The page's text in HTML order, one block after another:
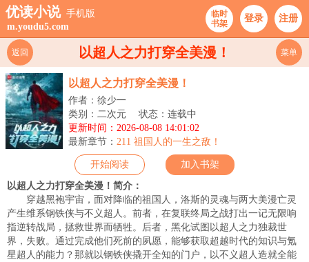
优读小说 手机版
m.youdu5.com
临时
书架
登录 注册
以超人之力打穿全美漫！
返回 菜单
以超人之力打穿全美漫！
作者：徐少一
类别：二次元
状态：连载中
更新时间：2026-08-08 14:01:02
最新章节： 211 祖国人的一生之敌！
开始阅读 加入书架
以超人之力打穿全美漫！简介：
穿越黑袍宇宙，面对降临的祖国人，洛斯的灵魂与两大美漫亡灵
产生维系钢铁侠与不义超人。前者，在复联终局之战打出一记无限响
指逆转战局，拯救世界而牺牲。后者，黑化试图以超人之力独裁世
界，失败。通过完成他们死前的夙愿，能够获取超越时代的知识与氪
星超人的能力？那就以钢铁侠撬开全知的门户，以不义超人造就全能